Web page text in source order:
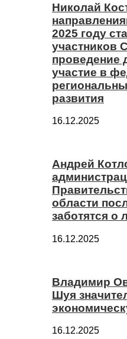
Николай
2025 году
участников
проведение
участие в
развития
16.12.2025
Андрей
области
заботятся о
16.12.2025
Владимир
Шуя
16.12.2025